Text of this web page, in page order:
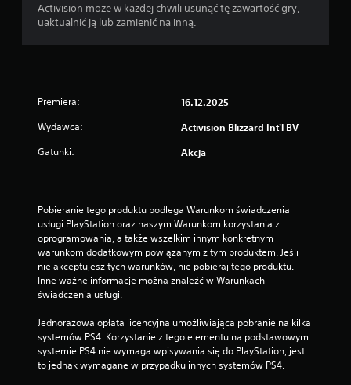
Activision może w każdej chwili usunąć tę zawartość gry,
uaktualnić ją lub zamienić na inną.
Premiera: 16.12.2025
Wydawca: Activision Blizzard Int'l BV
Gatunki: Akcja
Pobieranie tego produktu podlega Warunkom świadczenia
usługi PlayStation oraz naszym Warunkom korzystania z
oprogramowania, a także wszelkim innym konkretnym
warunkom dodatkowym powiązanym z tym produktem. Jeśli
nie akceptujesz tych warunków, nie pobieraj tego produktu.
Inne ważne informacje można znaleźć w Warunkach
świadczenia usługi.
Jednorazowa opłata licencyjna umożliwiająca pobranie na kilka
systemów PS4. Korzystanie z tego elementu na podstawowym
systemie PS4 nie wymaga wpisywania się do PlayStation, jest
to jednak wymagane w przypadku innych systemów PS4.